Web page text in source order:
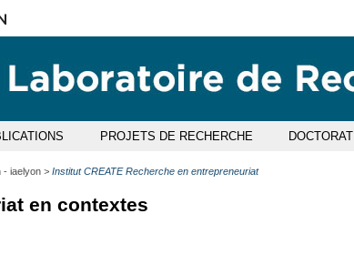
PROJETS DE RECHERCHE DOCTORAT
- iaelyon Institut CREATE Recherche en entrepreneuriat
en contextes